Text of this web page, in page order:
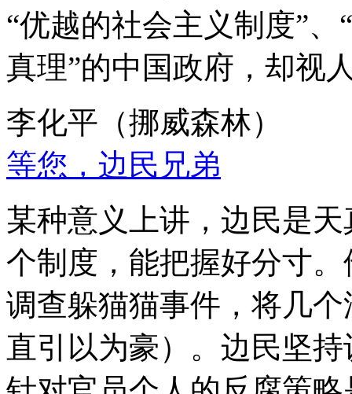
“优越的社会主义制度”
真理”的中国政府，却视
李化平（挪威森林）
等您，边民兄弟
某种意义上讲，边民是
个制度，能把握好分寸
调查躲猫猫事件，将几
直引以为豪）。边民坚